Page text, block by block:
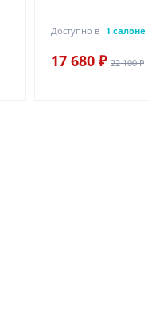
Доступно в 1 салоне
17 680 ₽ 22 100 ₽